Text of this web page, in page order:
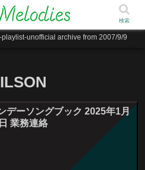
unofficial archive from 2007/9/9
デーソングブック 2025年1月
業務連絡
検索